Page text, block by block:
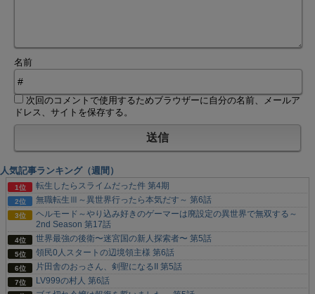
名前
次回のコメントで使用するためブラウザーに自分の名前、メールア
ドレス、サイトを保存する。
人気記事ランキング（週間）
転生したらスライムだった件 第4期
無職転生Ⅲ～異世界行ったら本気だす～ 第6話
ヘルモード～やり込み好きのゲーマーは廃設定の異世界で無双する～
2nd Season 第17話
世界最強の後衛〜迷宮国の新人探索者〜 第5話
領民0人スタートの辺境領主様 第6話
片田舎のおっさん、剣聖になるII 第5話
LV999の村人 第6話